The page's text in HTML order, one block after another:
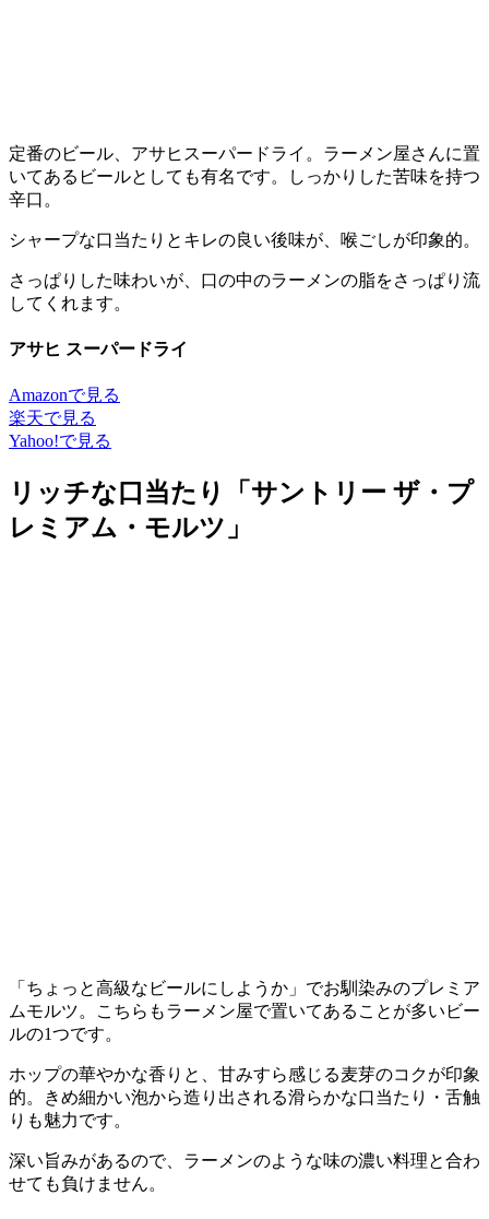
定番のビール、アサヒスーパードライ。ラーメン屋さんに置
いてあるビールとしても有名です。しっかりした苦味を持つ
辛口。
シャープな口当たりとキレの良い後味が、喉ごしが印象的。
さっぱりした味わいが、口の中のラーメンの脂をさっぱり流
してくれます。
アサヒ スーパードライ
Amazonで見る
楽天で見る
Yahoo!で見る
リッチな口当たり「サントリー ザ・プ
レミアム・モルツ」
「ちょっと高級なビールにしようか」でお馴染みのプレミア
ムモルツ。こちらもラーメン屋で置いてあることが多いビー
ルの1つです。
ホップの華やかな香りと、甘みすら感じる麦芽のコクが印象
的。きめ細かい泡から造り出される滑らかな口当たり・舌触
りも魅力です。
深い旨みがあるので、ラーメンのような味の濃い料理と合わ
せても負けません。